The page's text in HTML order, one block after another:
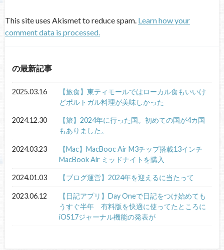
This site uses Akismet to reduce spam. Learn how your
comment data is processed.
の最新記事
2025.03.16
【旅食】東ティモールではローカル食もいいけ
どポルトガル料理が美味しかった
2024.12.30
【旅】2024年に行った国。初めての国が4カ国
もありました。
2024.03.23
【Mac】MacBooc Air M3チップ搭載13インチ
MacBook Air ミッドナイトを購入
2024.01.03 【ブログ運営】2024年を迎えるに当たって
2023.06.12
【日記アプリ】Day Oneで日記をつけ始めても
うすぐ半年 有料版を快適に使ってたところに
iOS17ジャーナル機能の発表が